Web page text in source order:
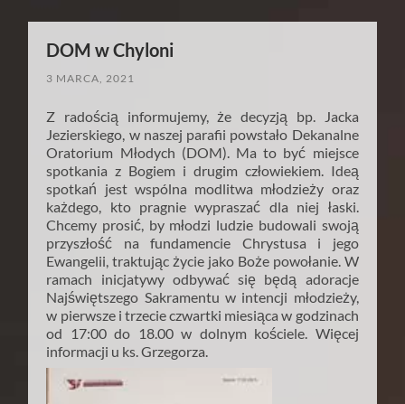
DOM w Chyloni
3 MARCA, 2021
Z radością informujemy, że decyzją bp. Jacka
Jezierskiego, w naszej parafii powstało Dekanalne
Oratorium Młodych (DOM). Ma to być miejsce
spotkania z Bogiem i drugim człowiekiem. Ideą
spotkań jest wspólna modlitwa młodzieży oraz
każdego, kto pragnie wypraszać dla niej łaski.
Chcemy prosić, by młodzi ludzie budowali swoją
przyszłość na fundamencie Chrystusa i jego
Ewangelii, traktując życie jako Boże powołanie. W
ramach inicjatywy odbywać się będą adoracje
Najświętszego Sakramentu w intencji młodzieży,
w pierwsze i trzecie czwartki miesiąca w godzinach
od 17:00 do 18.00 w dolnym kościele. Więcej
informacji u ks. Grzegorza.